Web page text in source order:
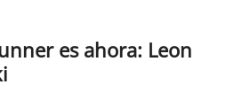
es ahora: Leon